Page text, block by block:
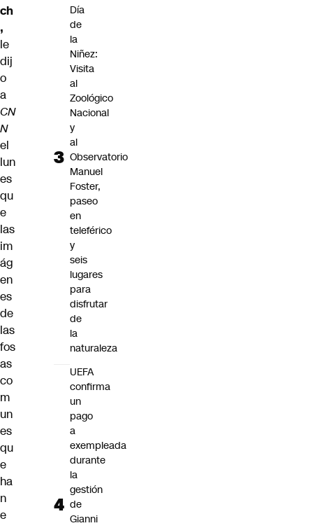
ch
,
le
dij
o
a
CN
N
el
lun
es
qu
e
las
im
ág
en
es
de
las
fos
as
co
m
un
es
qu
e
ha
n
e
Día
de
la
Niñez:
Visita
al
Zoológico
Nacional
y
al
Observatorio
Manuel
Foster,
paseo
en
teleférico
y
seis
lugares
para
disfrutar
de
la
naturaleza
UEFA
confirma
un
pago
a
exempleada
durante
la
gestión
de
Gianni